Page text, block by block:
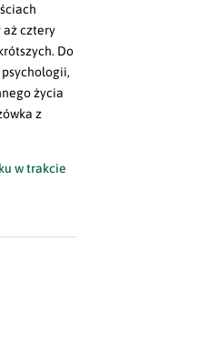
aż cztery
Do
życia
z
w trakcie